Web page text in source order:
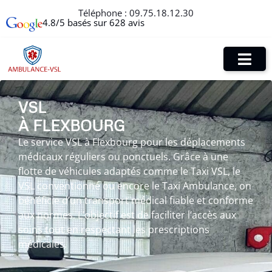
Téléphone : 09.75.18.12.30
4.8/5 basés sur 628 avis
VSL
À FLEXBOURG
Le service VSL à Flexbourg pour les déplacements
médicaux réguliers ou ponctuels. Grâce à une
flotte de véhicules adaptés comme le Taxi VSL, le
VSL conventionné ou encore le Taxi Ambulance, on
bénéficie d’un transport médical fiable et conforme
aux normes. L’objectif est de faciliter l’accès aux
soins tout en respectant les prescriptions
médicales.